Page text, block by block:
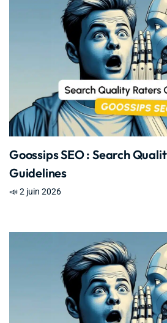
Goossips SEO : Search
Guidelines
📣 2 juin 2026